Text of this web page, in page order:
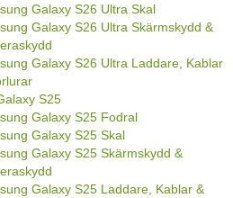
Galaxy S26 Ultra Skal
Galaxy S26 Ultra Skärmskydd &
Galaxy S26 Ultra Laddare, Kablar
S25
Galaxy S25 Fodral
Galaxy S25 Skal
Galaxy S25 Skärmskydd &
Galaxy S25 Laddare, Kablar &